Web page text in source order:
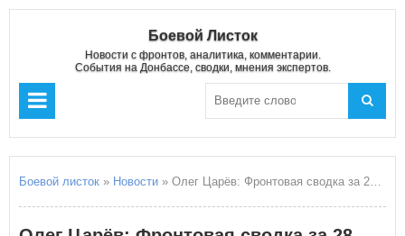
Боевой Листок
Новости с фронтов, аналитика, комментарии.
События на Донбассе, сводки, мнения экспертов.
Боевой листок » Новости » Олег Царёв: Фронтовая сводка за 28 февраля 2025 года